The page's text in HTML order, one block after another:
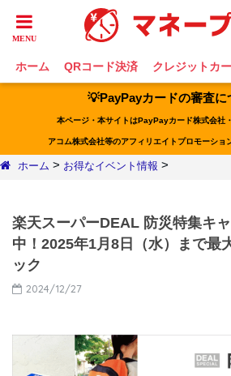
ホーム QRコード決済 クレジットカ
💡PayPayカードの審査に
本ページ・本サイトはPayPayカード株式会社
アコム株式会社等のアフィリエイトプロモーショ
ホーム > お得なイベント情報 >
楽天スーパーDEAL 防災特集キ
中！2025年1月8日（水）まで最
ック
2024/12/27